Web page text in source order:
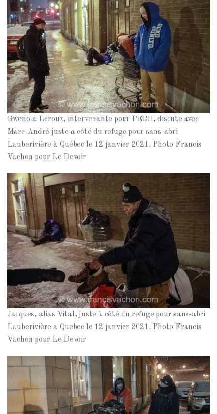
Gwenola Leroux, intervenante pour PECH, discute avec
Marc-André juste a côté du refuge pour sans-abri
Lauberivière à Québec le 12 janvier 2021. Photo Francis
Vachon pour Le Devoir
Jacques, alias Vital, juste à côté du refuge pour sans-abri
Lauberivière a Quebec le 12 janvier 2021. Photo Francis
Vachon pour Le Devoir